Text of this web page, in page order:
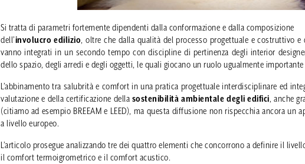
Si tratta di parametri fortemente dipendenti dalla conformazione e dalla composizione
dell’involucro edilizio, oltre che dalla qualità del processo progettuale e costruttivo
vanno integrati in un secondo tempo con discipline di pertinenza degli interior
dello spazio, degli arredi e degli oggetti, le quali giocano un ruolo ugualmente
L’abbinamento tra salubrità e comfort in una pratica progettuale interdisciplinare ed
valutazione e della certificazione della sostenibilità ambientale degli edifici, anche
(citiamo ad esempio BREEAM e LEED), ma questa diffusione non rispecchia ancora un
a livello europeo.
L’articolo prosegue analizzando tre dei quattro elementi che concorrono a definire il
il comfort termoigrometrico e il comfort acustico.